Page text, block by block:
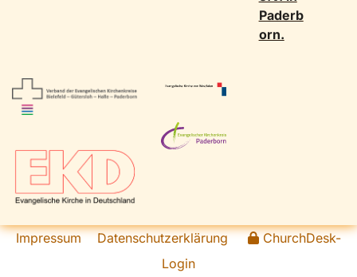
Paderb
orn.
Impressum Datenschutzerklärung
ChurchDesk-
Login